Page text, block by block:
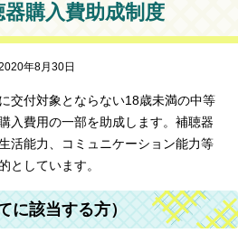
購入費助成制度
年8月30日
交付対象とならない18歳未満の中等
入費用の一部を助成します。補聴器
活能力、コミュニケーション能力等
としています。
に該当する方）